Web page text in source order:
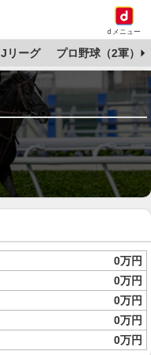
dメニュー
Jリーグ プロ野球（2軍）
0万円
0万円
0万円
0万円
0万円